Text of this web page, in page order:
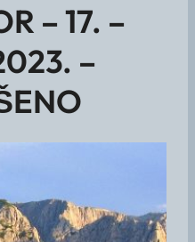
– 17. –
–